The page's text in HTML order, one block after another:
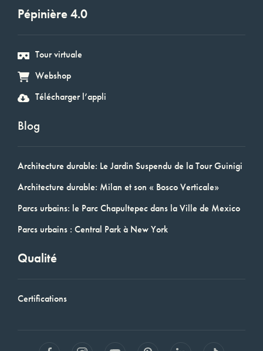
Pépinière 4.0
Tour virtuale
Webshop
Télécharger l’appli
Blog
Architecture durable: Le Jardin Suspendu de la Tour Guinigi
Architecture durable: Milan et son « Bosco Verticale»
Parcs urbains: le Parc Chapultepec dans la Ville de Mexico
Parcs urbains : Central Park à New York
Qualité
Certifications